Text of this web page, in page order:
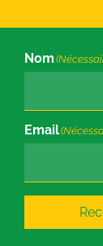
Nom
Email